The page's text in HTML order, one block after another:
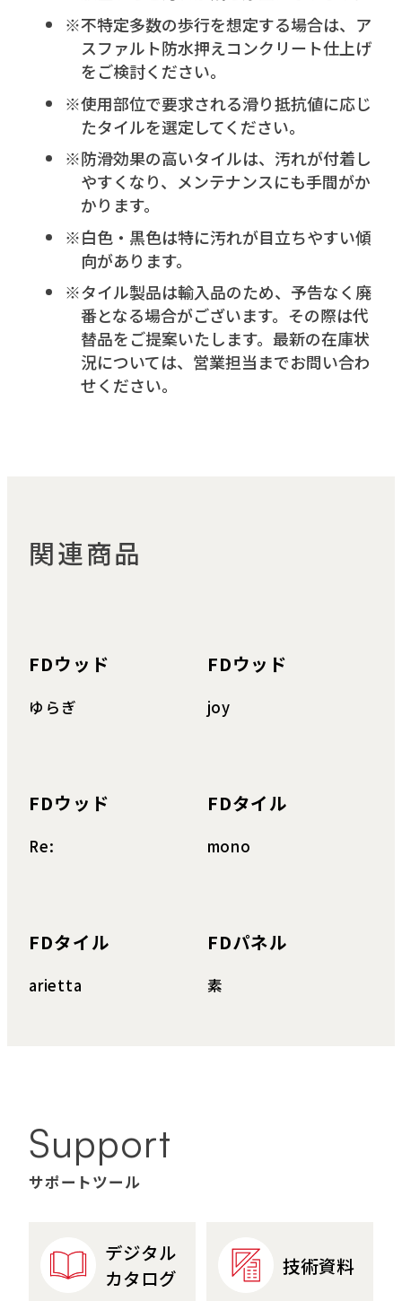
ウ
で
開
き
ま
す
不特定多数の歩行を想定する場合は、ア
スファルト防水押えコンクリート仕上げ
をご検討ください。
使用部位で要求される滑り抵抗値に応じ
たタイルを選定してください。
防滑効果の高いタイルは、汚れが付着し
やすくなり、メンテナンスにも手間がか
かります。
白色・黒色は特に汚れが目立ちやすい傾
向があります。
タイル製品は輸入品のため、予告なく廃
番となる場合がございます。その際は代
替品をご提案いたします。最新の在庫状
況については、営業担当までお問い合わ
せください。
関連商品
FDウッド
ゆらぎ
FDウッド
joy
FDウッド
Re:
FDタイル
mono
FDタイル
arietta
FDパネル
素
Support
サポートツール
デジタル
カタログ
技術資料